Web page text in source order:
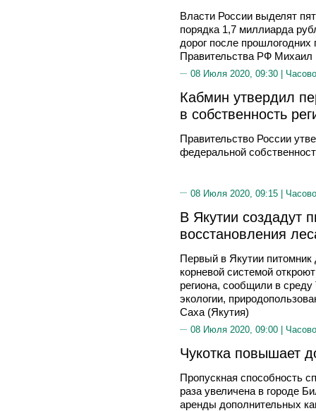
Власти России выделят
порядка 1,7 миллиарда
дорог после прошлогодних
Правительства РФ
08 Июля 2020, 09:30 |
Кабмин утвердил
в собственность
Правительство России
федеральной
08 Июля 2020, 09:15 |
В Якутии создадут
восстановления
Первый в Якутии
корневой системой
региона, сообщили в
экологии,
Саха (Якутия)
08 Июля 2020, 09:00 |
Чукотка повышает
Пропускная способность
раза увеличена в городе
аренды дополнительных